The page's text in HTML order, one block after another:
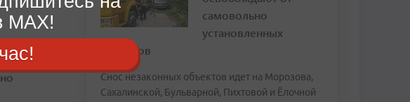
самовольно
установленных
объектов
Снос незаконных объектов идет на Морозова,
Сахалинской, Бульварной, Пихтовой и Ёлочной
MAX!